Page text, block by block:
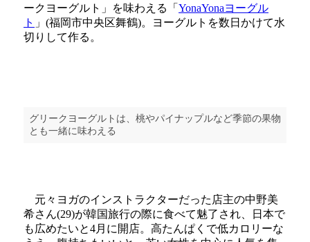
ークヨーグルト」を味わえる「 YonaYonaヨーグル
ト 」(福岡市中央区舞鶴)。ヨーグルトを数日かけて水
切りして作る。
グリークヨーグルトは、桃やパイナップルなど季節の果物
とも一緒に味わえる
元々ヨガのインストラクターだった店主の中野美
希さん(29)が韓国旅行の際に食べて魅了され、日本で
も広めたいと4月に開店。高たんぱくで低カロリーな